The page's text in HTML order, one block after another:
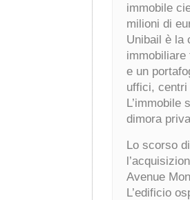
immobile
milioni di
Unibail è la
e un
uffici, centri
L’immobile
dimora
Lo scorso
Avenue
L’edificio